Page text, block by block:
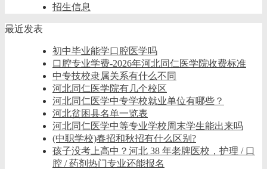
招生信息
最近发表
初中毕业能学口腔医学吗
口腔专业学费-2026年河北同仁医学院收费标准
中专技校隶属关系有什么不同
河北同仁医学院有几个校区
河北同仁医学中专学校就业单位有哪些？
河北贫困县名单一览表
河北同仁医学中等专业学校周末学生能出来吗
(中职学校)春招和秋招有什么区别?
孩子没考上高中？河北 38 年老牌医校，护理 / 口
腔 / 药剂热门专业还能报名